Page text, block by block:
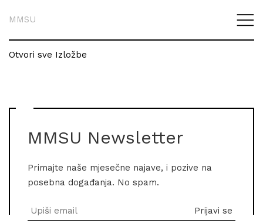
MMSU
Otvori sve Izložbe
MMSU Newsletter
Primajte naše mjesečne najave, i pozive na
posebna događanja. No spam.